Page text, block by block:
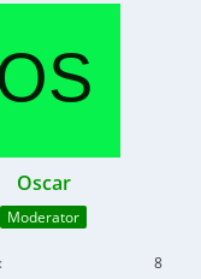
Oscar
Moderator
8